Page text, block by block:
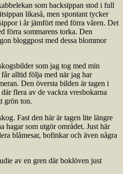
som backsippan stod i full
likaså, men spontant tycker
i år jämfört med förra våren. Det
förra sommarens torka. Den
bloggpost med dessa blommor
som jag tog med min
alltid följa med när jag har
Den översta bilden är tagen i
flera av de vackra vresbokarna
grön ton.
Fast den här är tagen lite längre
hagar som utgör området. Just här
blåmesar, bofinkar och även några
av en gren där boklöven just